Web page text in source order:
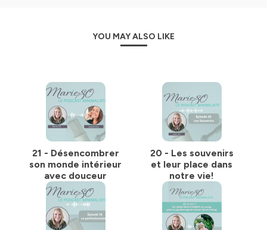
YOU MAY ALSO LIKE
21 - Désencombrer
son monde intérieur
avec douceur
20 - Les souvenirs
et leur place dans
notre vie!